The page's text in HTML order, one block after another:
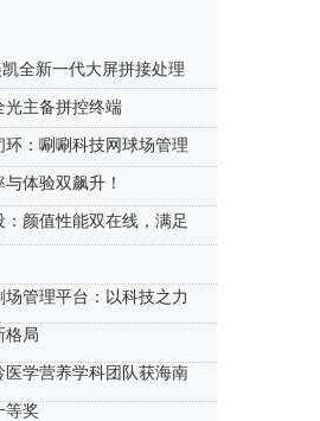
全新一代大屏拼接处理
主备拼控终端
环：唰唰科技网球场管理
体验双飙升！
颜值性能双在线，满足
管理平台：以科技之力
格局
医学营养学科团队获海南
等奖